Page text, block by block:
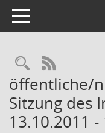
Toggle navigation
RSS-
öffentliche/
Sitzung des
13.10.2011